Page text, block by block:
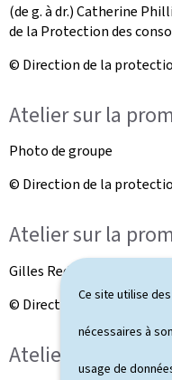
Ce site utilise
nécessaires à
usage de
(de g. à dr.) Catherine
de la Protection des
© Direction de la
Atelier sur la
Photo de groupe
© Direction de la
Atelier sur la
Gilles Reding, Chambre
© Direction de la
Atelier sur la